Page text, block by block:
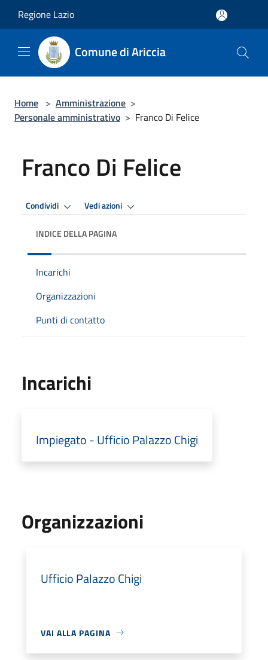
Regione Lazio
Comune di Ariccia
Home > Amministrazione >
Personale amministrativo > Franco Di Felice
Franco Di Felice
Condividi Vedi azioni
INDICE DELLA PAGINA
Incarichi
Organizzazioni
Punti di contatto
Incarichi
Impiegato - Ufficio Palazzo Chigi
Organizzazioni
Ufficio Palazzo Chigi
VAI ALLA PAGINA